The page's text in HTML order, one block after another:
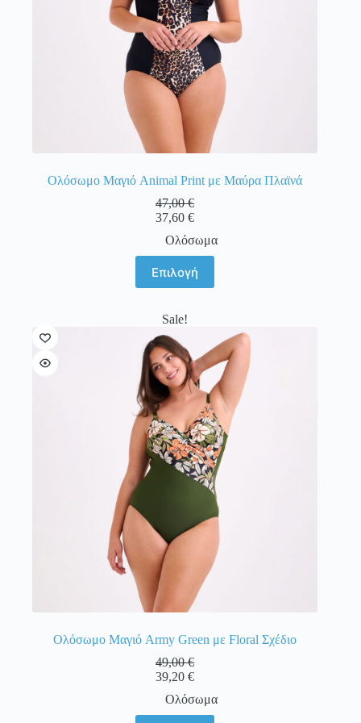
προϊόντος
Ολόσωμο Μαγιό Animal Print με Μαύρα Πλαϊνά
47,00€
37,60€
Ολόσωμα
Επιλογή
το
προϊόν
πολλαπλές
παραλλαγές.
Οι
επιλογές
μπορούν
να
επιλεγούν
στη
σελίδα
του
προϊόντος
Sale!
Ολόσωμο Μαγιό Army Green με Floral Σχέδιο
49,00€
39,20€
Ολόσωμα